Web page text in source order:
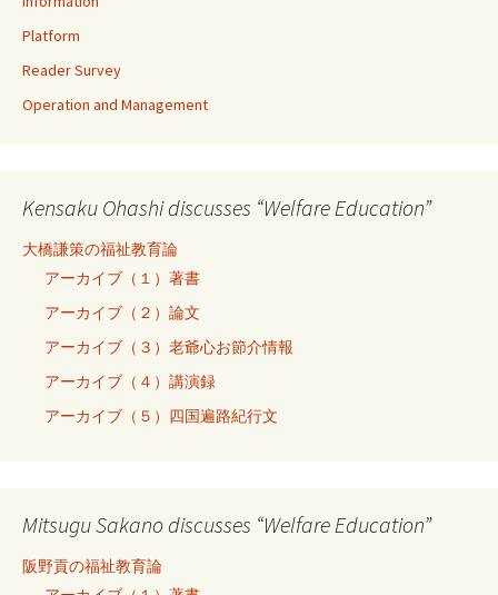
Platform
Reader Survey
Operation and Management
Kensaku Ohashi discusses “Welfare Education”
大橋謙策の福祉教育論
アーカイブ（１）著書
アーカイブ（２）論文
アーカイブ（３）老爺心お節介情報
アーカイブ（４）講演録
アーカイブ（５）四国遍路紀行文
Mitsugu Sakano discusses “Welfare Education”
阪野貢の福祉教育論